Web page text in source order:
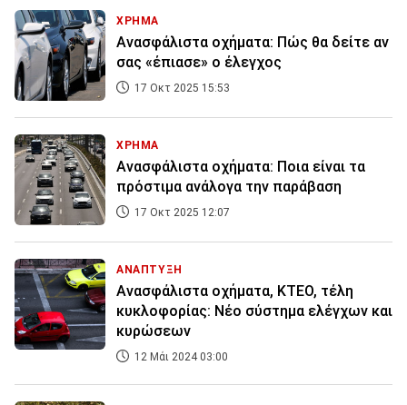
ΧΡΗΜΑ
Ανασφάλιστα οχήματα: Πώς θα δείτε αν
σας «έπιασε» ο έλεγχος
17 Οκτ 2025 15:53
ΧΡΗΜΑ
Ανασφάλιστα οχήματα: Ποια είναι τα
πρόστιμα ανάλογα την παράβαση
17 Οκτ 2025 12:07
ΑΝΑΠΤΥΞΗ
Ανασφάλιστα οχήματα, KTEO, τέλη
κυκλοφορίας: Νέο σύστημα ελέγχων και
κυρώσεων
12 Μάι 2024 03:00